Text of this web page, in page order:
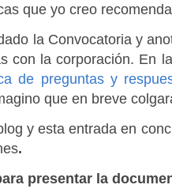
que yo creo
la Convocatoria y
con la corporación. En
de preguntas y
que en breve
y esta entrada en
.
presentar la